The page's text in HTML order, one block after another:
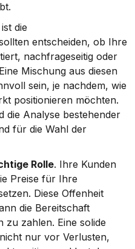
entscheiden, ob Ihre
nachfrageseitig oder
Mischung aus diesen
sein, je nachdem, wie
positionieren möchten.
die Analyse bestehender
für die Wahl der
Rolle. Ihre Kunden
Preise für Ihre
Diese Offenheit
die Bereitschaft
zahlen. Eine solide
nur vor Verlusten,